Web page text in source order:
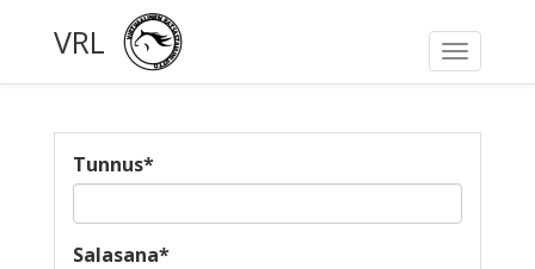
Toggle
VRL
Tunnus*
Salasana*